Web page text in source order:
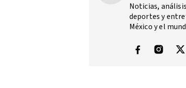
Noticias,
deportes y
México y el